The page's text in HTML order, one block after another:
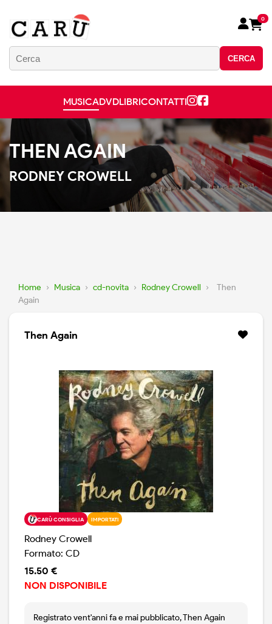
CERCA
0
MUSICADVDLIBRICONTATTI
THEN AGAIN
RODNEY CROWELL
Home › Musica › cd-novita › Rodney Crowell ›
Then
Again
Then Again
CARÙ CONSIGLIA IMPORTATI
Rodney Crowell
Formato: CD
15.50 €
NON DISPONIBILE
Registrato vent'anni fa e mai pubblicato, Then Again